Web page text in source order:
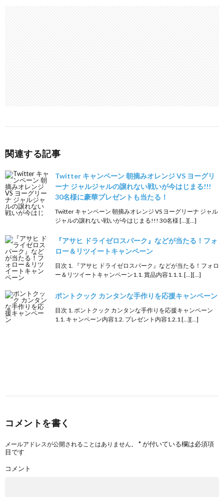
関連する記事
Twitter キャンペーン 朝摘みオレンジ VS ヨーグリ
ーナ ジャルジャルの譲れない戦いが今はじまる!!!
30名様に豪華プレゼントも当たる！
Twitter キャンペーン 朝摘みオレンジ VS ヨーグリーナ ジャル
ジャルの譲れない戦いが今はじまる!!! 30名様 […][…]
『アサヒ ドライゼロスパーク』などが当たる！フォ
ロー＆リツイートキャンペーン
目次 1. 『アサヒ ドライゼロスパーク』などが当たる！フォロ
ー＆リツイートキャンペーン1.1. 賞品内容1.1.1. […][…]
ポントクック カンタンな手作りを応援キャンペーン
目次 1. ポントクック カンタンな手作りを応援キャンペーン
1.1. キャンペーン内容1.2. プレゼント内容1.2.1 […][…]
コメントを書く
メールアドレスが公開されることはありません。 *が付いている欄は必須項
目です
コメント